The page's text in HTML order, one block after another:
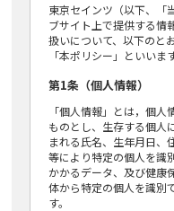
東京セインツ（以下、「
ブサイト上で提供する情
扱いについて、以下のと
「本ポリシー」といいま
第1条（個人情報）
「個人情報」とは，個
ものとし、生存する個人
まれる氏名、生年月日、
等により特定の個人を識
かかるデータ、及び健康
体から特定の個人を識別
す。